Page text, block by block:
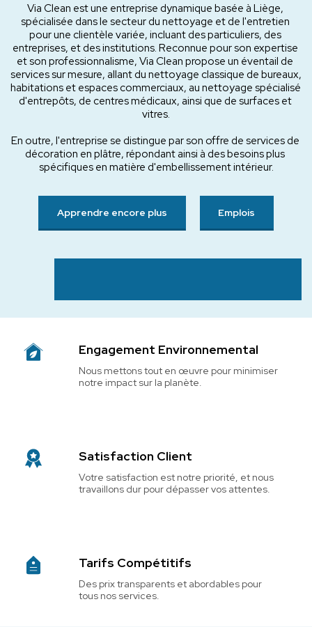
Via Clean est une entreprise dynamique basée à Liège,
spécialisée dans le secteur du nettoyage et de l'entretien
pour une clientèle variée, incluant des particuliers, des
entreprises, et des institutions. Reconnue pour son expertise
et son professionnalisme, Via Clean propose un éventail de
services sur mesure, allant du nettoyage classique de bureaux,
habitations et espaces commerciaux, au nettoyage spécialisé
d'entrepôts, de centres médicaux, ainsi que de surfaces et
vitres.
En outre, l'entreprise se distingue par son offre de services de
décoration en plâtre, répondant ainsi à des besoins plus
spécifiques en matière d'embellissement intérieur.
Apprendre encore plus Emplois
Engagement Environnemental
Nous mettons tout en œuvre pour minimiser
notre impact sur la planète.
Satisfaction Client
Votre satisfaction est notre priorité, et nous
travaillons dur pour dépasser vos attentes.
Tarifs Compétitifs
Des prix transparents et abordables pour
tous nos services.